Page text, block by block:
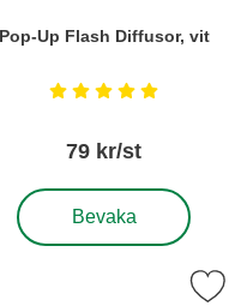
vit, orange och blå
Pop-Up Flash Diffusor, vit
nr5201 Betyg: 5 stjärnor
79 kr/st
Bevaka
, Pop-Up Flash Diffusor,
som favorit
slavblixtutlösare